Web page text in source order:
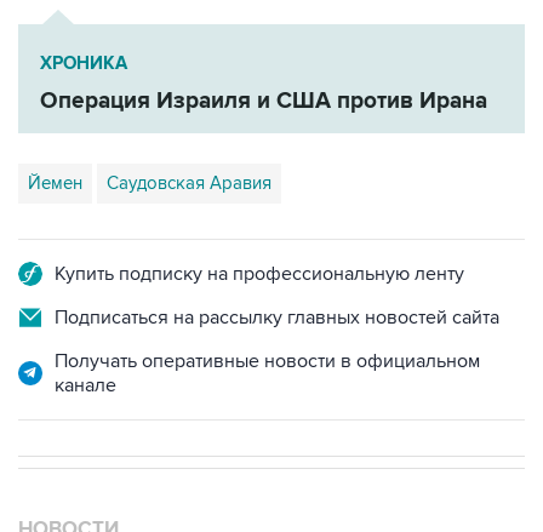
ХРОНИКА
Операция Израиля и США против Ирана
Йемен Саудовская Аравия
Купить подписку на профессиональную ленту
Подписаться на рассылку главных новостей сайта
Получать оперативные новости в официальном
канале